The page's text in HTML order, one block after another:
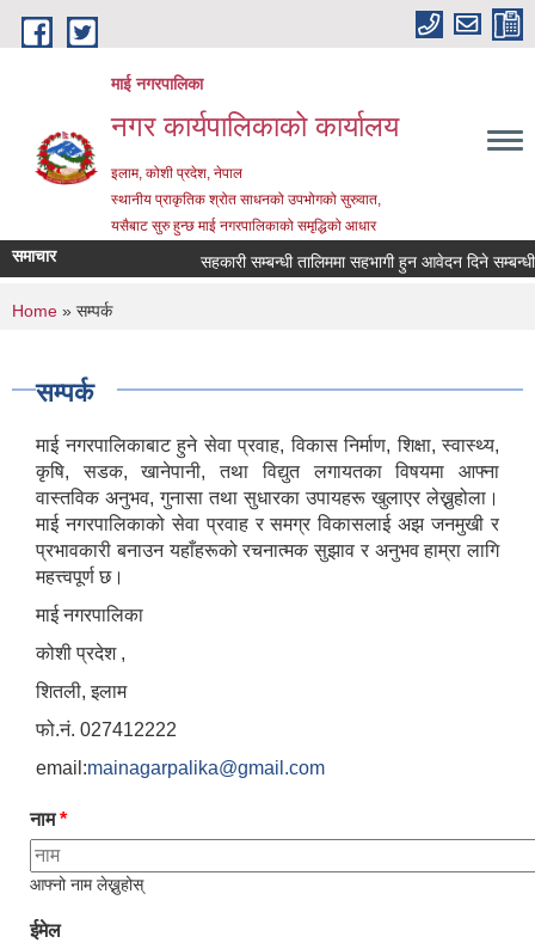
Skip to main content
माई नगरपालिका
नगर कार्यपालिकाको कार्यालय
इलाम, कोशी प्रदेश, नेपाल
स्थानीय प्राकृतिक श्रोत साधनको उपभोगको सुरुवात,
यसैबाट सुरु हुन्छ माई नगरपालिकाको समृद्धिको आधार
समाचार सहकारी सम्बन्धी तालिममा सहभागी हुन आवेदन दिने सम्बन्धी
You are here
Home » सम्पर्क
सम्पर्क
माई नगरपालिकाबाट हुने सेवा प्रवाह, विकास निर्माण, शिक्षा, स्वास्थ्य,
कृषि, सडक, खानेपानी, तथा विद्युत लगायतका विषयमा आफ्ना
वास्तविक अनुभव, गुनासा तथा सुधारका उपायहरू खुलाएर लेख्नुहोला।
माई नगरपालिकाको सेवा प्रवाह र समग्र विकासलाई अझ जनमुखी र
प्रभावकारी बनाउन यहाँहरूको रचनात्मक सुझाव र अनुभव हाम्रा लागि
महत्त्वपूर्ण छ।
माई नगरपालिका
कोशी प्रदेश ,
शितली, इलाम
फो.नं. 027412222
email:mainagarpalika@gmail.com
नाम*
आफ्नो नाम लेख्नुहोस्
ईमेल